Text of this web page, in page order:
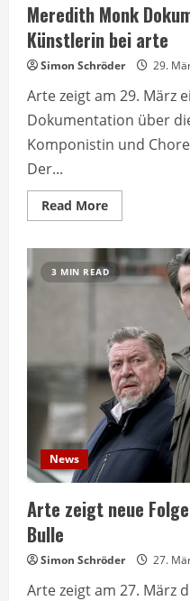
Meredith Monk
Künstlerin bei arte
Simon Schröder 29.
Arte zeigt am 29. März
Dokumentation über
Komponistin und
Der...
Read MoreRead
more
Monk
zeigt
3 MIN READ
News
Arte zeigt neue
Bulle
Simon Schröder 27.
Arte zeigt am 27. März